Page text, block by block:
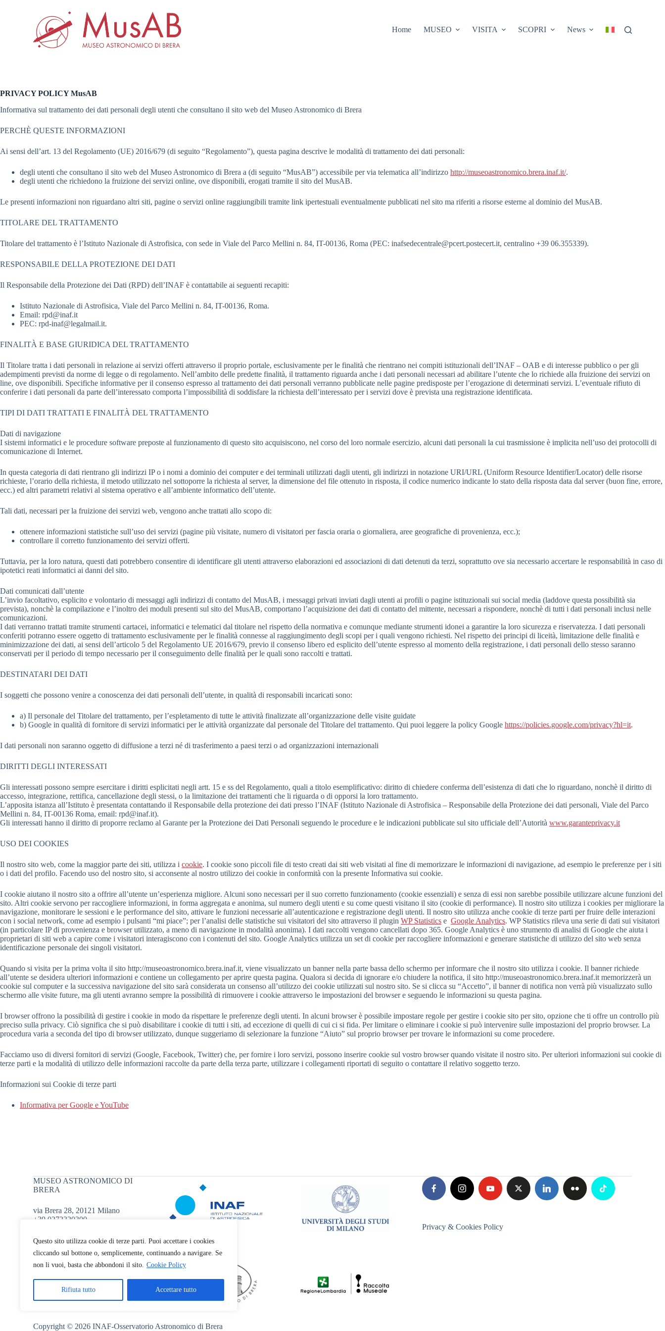
Questo sito utilizza cookie di terze parti. Puoi accettare i cookies
cliccando sul bottone o, semplicemente, continuando a navigare. Se
non li vuoi, basta che abbondoni il sito. Cookie Policy
Rifiuta tutto Accettare tutto
n
t
e
t
Home MUSEO VISITA SCOPRI News
PRIVACY POLICY MusAB
Informativa sul trattamento dei dati personali degli utenti che consultano il sito web del Museo Astronomico di Brera
PERCHÈ QUESTE INFORMAZIONI
Ai sensi dell’art. 13 del Regolamento (UE) 2016/679 (di seguito “Regolamento”), questa pagina descrive le modalità di trattamento dei dati personali:
degli utenti che consultano il sito web del Museo Astronomico di Brera a (di seguito “MusAB”) accessibile per via telematica all’indirizzo http://museoastronomico.brera.inaf.it/.
degli utenti che richiedono la fruizione dei servizi online, ove disponibili, erogati tramite il sito del MusAB.
Le presenti informazioni non riguardano altri siti, pagine o servizi online raggiungibili tramite link ipertestuali eventualmente pubblicati nel sito ma riferiti a risorse esterne al dominio del MusAB.
TITOLARE DEL TRATTAMENTO
Titolare del trattamento è l’Istituto Nazionale di Astrofisica, con sede in Viale del Parco Mellini n. 84, IT-00136, Roma (PEC: inafsedecentrale@pcert.postecert.it, centralino +39 06.355339).
RESPONSABILE DELLA PROTEZIONE DEI DATI
Il Responsabile della Protezione dei Dati (RPD) dell’INAF è contattabile ai seguenti recapiti:
Istituto Nazionale di Astrofisica, Viale del Parco Mellini n. 84, IT-00136, Roma.
Email: rpd@inaf.it
PEC: rpd-inaf@legalmail.it.
FINALITÀ E BASE GIURIDICA DEL TRATTAMENTO
Il Titolare tratta i dati personali in relazione ai servizi offerti attraverso il proprio portale, esclusivamente per le finalità che rientrano nei compiti istituzionali dell’INAF – OAB e di interesse pubblico o per gli
adempimenti previsti da norme di legge o di regolamento. Nell’ambito delle predette finalità, il trattamento riguarda anche i dati personali necessari ad abilitare l’utente che lo richiede alla fruizione dei servizi on
line, ove disponibili. Specifiche informative per il consenso espresso al trattamento dei dati personali verranno pubblicate nelle pagine predisposte per l’erogazione di determinati servizi. L’eventuale rifiuto di
conferire i dati personali da parte dell’interessato comporta l’impossibilità di soddisfare la richiesta dell’interessato per i servizi dove è prevista una registrazione identificata.
TIPI DI DATI TRATTATI E FINALITÀ DEL TRATTAMENTO
Dati di navigazione
I sistemi informatici e le procedure software preposte al funzionamento di questo sito acquisiscono, nel corso del loro normale esercizio, alcuni dati personali la cui trasmissione è implicita nell’uso dei protocolli di
comunicazione di Internet.
In questa categoria di dati rientrano gli indirizzi IP o i nomi a dominio dei computer e dei terminali utilizzati dagli utenti, gli indirizzi in notazione URI/URL (Uniform Resource Identifier/Locator) delle risorse
richieste, l’orario della richiesta, il metodo utilizzato nel sottoporre la richiesta al server, la dimensione del file ottenuto in risposta, il codice numerico indicante lo stato della risposta data dal server (buon fine, errore,
ecc.) ed altri parametri relativi al sistema operativo e all’ambiente informatico dell’utente.
Tali dati, necessari per la fruizione dei servizi web, vengono anche trattati allo scopo di:
ottenere informazioni statistiche sull’uso dei servizi (pagine più visitate, numero di visitatori per fascia oraria o giornaliera, aree geografiche di provenienza, ecc.);
controllare il corretto funzionamento dei servizi offerti.
Tuttavia, per la loro natura, questi dati potrebbero consentire di identificare gli utenti attraverso elaborazioni ed associazioni di dati detenuti da terzi, soprattutto ove sia necessario accertare le responsabilità in caso di
ipotetici reati informatici ai danni del sito.
Dati comunicati dall’utente
L’invio facoltativo, esplicito e volontario di messaggi agli indirizzi di contatto del MusAB, i messaggi privati inviati dagli utenti ai profili o pagine istituzionali sui social media (laddove questa possibilità sia
prevista), nonchè la compilazione e l’inoltro dei moduli presenti sul sito del MusAB, comportano l’acquisizione dei dati di contatto del mittente, necessari a rispondere, nonchè di tutti i dati personali inclusi nelle
comunicazioni.
I dati verranno trattati tramite strumenti cartacei, informatici e telematici dal titolare nel rispetto della normativa e comunque mediante strumenti idonei a garantire la loro sicurezza e riservatezza. I dati personali
conferiti potranno essere oggetto di trattamento esclusivamente per le finalità connesse al raggiungimento degli scopi per i quali vengono richiesti. Nel rispetto dei principi di liceità, limitazione delle finalità e
minimizzazione dei dati, ai sensi dell’articolo 5 del Regolamento UE 2016/679, previo il consenso libero ed esplicito dell’utente espresso al momento della registrazione, i dati personali dello stesso saranno
conservati per il periodo di tempo necessario per il conseguimento delle finalità per le quali sono raccolti e trattati.
DESTINATARI DEI DATI
I soggetti che possono venire a conoscenza dei dati personali dell’utente, in qualità di responsabili incaricati sono:
a) Il personale del Titolare del trattamento, per l’espletamento di tutte le attività finalizzate all’organizzazione delle visite guidate
b) Google in qualità di fornitore di servizi informatici per le attività organizzate dal personale del Titolare del trattamento. Qui puoi leggere la policy Google https://policies.google.com/privacy?hl=it.
I dati personali non saranno oggetto di diffusione a terzi né di trasferimento a paesi terzi o ad organizzazioni internazionali
DIRITTI DEGLI INTERESSATI
Gli interessati possono sempre esercitare i diritti esplicitati negli artt. 15 e ss del Regolamento, quali a titolo esemplificativo: diritto di chiedere conferma dell’esistenza di dati che lo riguardano, nonchè il diritto di
accesso, integrazione, rettifica, cancellazione degli stessi, o la limitazione dei trattamenti che li riguarda o di opporsi la loro trattamento.
L’apposita istanza all’Istituto è presentata contattando il Responsabile della protezione dei dati presso l’INAF (Istituto Nazionale di Astrofisica – Responsabile della Protezione dei dati personali, Viale del Parco
Mellini n. 84, IT-00136 Roma, email: rpd@inaf.it).
Gli interessati hanno il diritto di proporre reclamo al Garante per la Protezione dei Dati Personali seguendo le procedure e le indicazioni pubblicate sul sito ufficiale dell’Autorità www.garanteprivacy.it
USO DEI COOKIES
Il nostro sito web, come la maggior parte dei siti, utilizza i cookie. I cookie sono piccoli file di testo creati dai siti web visitati al fine di memorizzare le informazioni di navigazione, ad esempio le preferenze per i siti
o i dati del profilo. Facendo uso del nostro sito, si acconsente al nostro utilizzo dei cookie in conformità con la presente Informativa sui cookie.
I cookie aiutano il nostro sito a offrire all’utente un’esperienza migliore. Alcuni sono necessari per il suo corretto funzionamento (cookie essenziali) e senza di essi non sarebbe possibile utilizzare alcune funzioni del
sito. Altri cookie servono per raccogliere informazioni, in forma aggregata e anonima, sul numero degli utenti e su come questi visitano il sito (cookie di performance). Il nostro sito utilizza i cookies per migliorare la
navigazione, monitorare le sessioni e le performance del sito, attivare le funzioni necessarie all’autenticazione e registrazione degli utenti. Il nostro sito utilizza anche cookie di terze parti per fruire delle interazioni
con i social network, come ad esempio i pulsanti “mi piace”; per l’analisi delle statistiche sui visitatori del sito attraverso il plugin WP Statistics e Google Analytics. WP Statistics rileva una serie di dati sui visitatori
(in particolare IP di provenienza e browser utilizzato, a meno di navigazione in modalità anonima). I dati raccolti vengono cancellati dopo 365. Google Analytics è uno strumento di analisi di Google che aiuta i
proprietari di siti web a capire come i visitatori interagiscono con i contenuti del sito. Google Analytics utilizza un set di cookie per raccogliere informazioni e generare statistiche di utilizzo del sito web senza
identificazione personale dei singoli visitatori.
Quando si visita per la prima volta il sito http://museoastronomico.brera.inaf.it, viene visualizzato un banner nella parte bassa dello schermo per informare che il nostro sito utilizza i cookie. Il banner richiede
all’utente se desidera ulteriori informazioni e contiene un collegamento per aprire questa pagina. Qualora si decida di ignorare e/o chiudere la notifica, il sito http://museoastronomico.brera.inaf.it memorizzerà un
cookie sul computer e la successiva navigazione del sito sarà considerata un consenso all’utilizzo dei cookie utilizzati sul nostro sito. Se si clicca su “Accetto”, il banner di notifica non verrà più visualizzato sullo
schermo alle visite future, ma gli utenti avranno sempre la possibilità di rimuovere i cookie attraverso le impostazioni del browser e seguendo le informazioni su questa pagina.
I browser offrono la possibilità di gestire i cookie in modo da rispettare le preferenze degli utenti. In alcuni browser è possibile impostare regole per gestire i cookie sito per sito, opzione che ti offre un controllo più
preciso sulla privacy. Ciò significa che si può disabilitare i cookie di tutti i siti, ad eccezione di quelli di cui ci si fida. Per limitare o eliminare i cookie si può intervenire sulle impostazioni del proprio browser. La
procedura varia a seconda del tipo di browser utilizzato, dunque suggeriamo di selezionare la funzione “Aiuto” sul proprio browser per trovare le informazioni su come procedere.
Facciamo uso di diversi fornitori di servizi (Google, Facebook, Twitter) che, per fornire i loro servizi, possono inserire cookie sul vostro browser quando visitate il nostro sito. Per ulteriori informazioni sui cookie di
terze parti e la modalità di utilizzo delle informazioni raccolte da parte della terza parte, utilizzare i collegamenti riportati di seguito o contattare il relativo soggetto terzo.
Informazioni sui Cookie di terze parti
Informativa per Google e YouTube
MUSEO ASTRONOMICO DI
BRERA
via Brera 28, 20121 Milano
+39 0272320300
Privacy & Cookies Policy
Copyright © 2026 INAF-Osservatorio Astronomico di Brera